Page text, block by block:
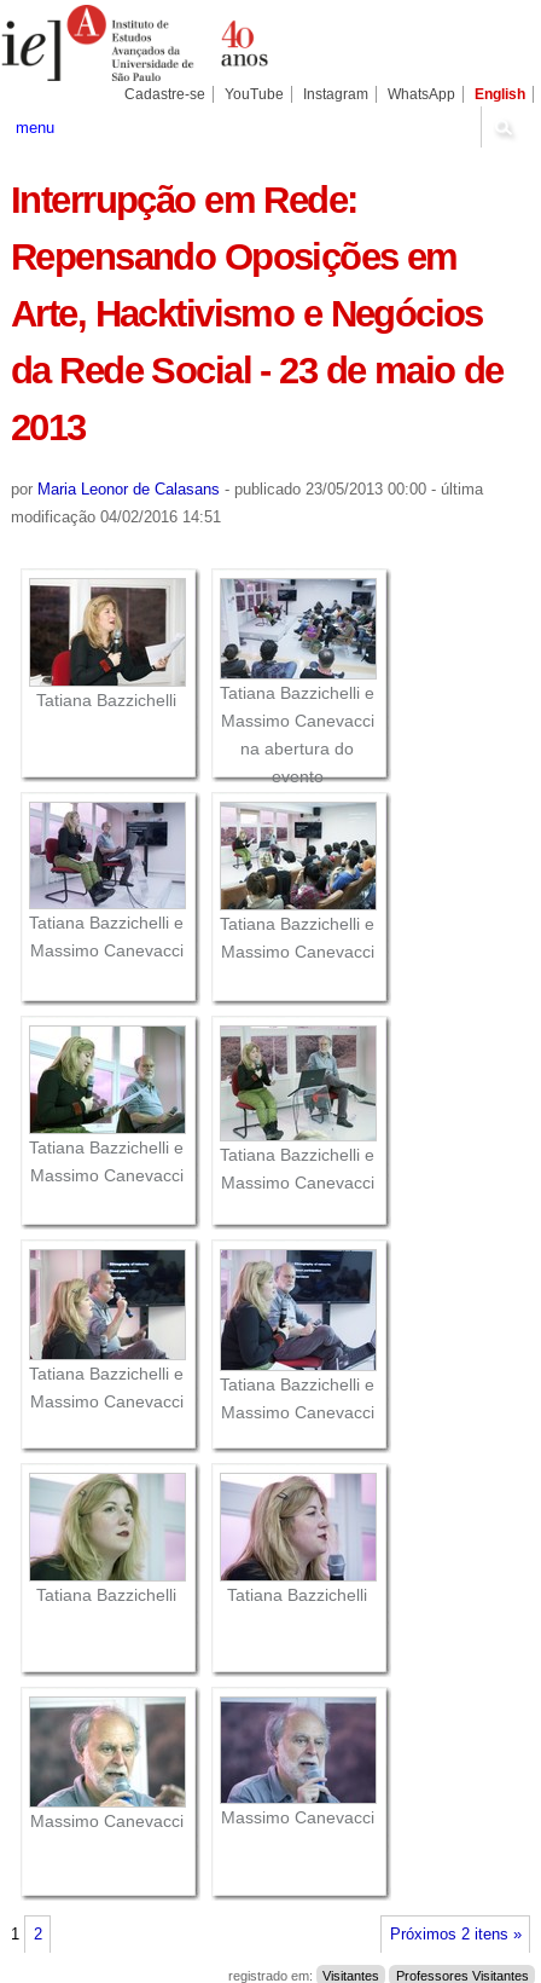
para
conteúdo.
Pessoais
Cadastre-se YouTube Instagram WhatsApp English
menu
Interrupção em Rede:
Repensando Oposições em
Arte, Hacktivismo e Negócios
da Rede Social - 23 de maio de
2013
por Maria Leonor de Calasans - publicado23/05/2013 00:00 - última
modificação04/02/2016 14:51
Tatiana Bazzichelli
Tatiana Bazzichelli e
Massimo Canevacci
na abertura do
evento
Tatiana Bazzichelli e
Massimo Canevacci
Tatiana Bazzichelli e
Massimo Canevacci
Tatiana Bazzichelli e
Massimo Canevacci
Tatiana Bazzichelli e
Massimo Canevacci
Tatiana Bazzichelli e
Massimo Canevacci
Tatiana Bazzichelli e
Massimo Canevacci
Tatiana Bazzichelli Tatiana Bazzichelli
Massimo Canevacci Massimo Canevacci
Próximos 2 itens »
1 2
registrado em: Visitantes Professores Visitantes